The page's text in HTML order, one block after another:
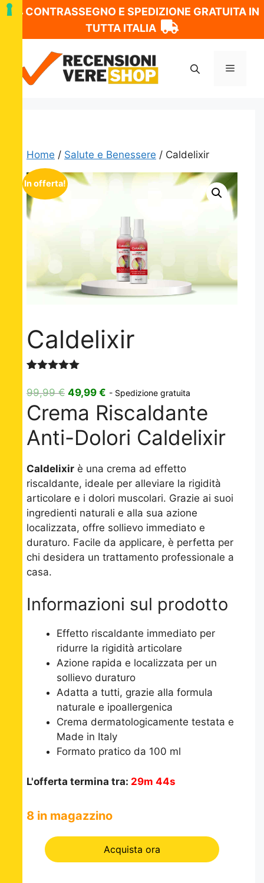
CONTRASSEGNO E SPEDIZIONE GRATUITA IN
TUTTA ITALIA
contenuto
Menu
Home / Salute e Benessere / Caldelixir
In offerta!
Caldelixir
5.00su 5
su base
di
recensioni
99,99€ Il
prezzo
originale
era:
49,99 € Il
prezzo
attuale
è:
- Spedizione gratuita
Crema Riscaldante
Anti-Dolori Caldelixir
Caldelixir è una crema ad effetto
riscaldante, ideale per alleviare la rigidità
articolare e i dolori muscolari. Grazie ai suoi
ingredienti naturali e alla sua azione
localizzata, offre sollievo immediato e
duraturo. Facile da applicare, è perfetta per
chi desidera un trattamento professionale a
casa.
Informazioni sul prodotto
Effetto riscaldante immediato per
ridurre la rigidità articolare
Azione rapida e localizzata per un
sollievo duraturo
Adatta a tutti, grazie alla formula
naturale e ipoallergenica
Crema dermatologicamente testata e
Made in Italy
Formato pratico da 100 ml
L'offerta termina tra: 29m 43s
8 in magazzino
Acquista ora